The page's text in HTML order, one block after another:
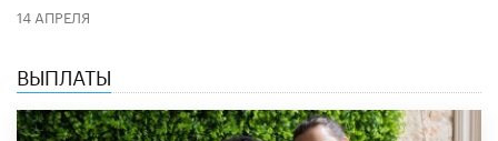
14 АПРЕЛЯ
ВЫПЛАТЫ